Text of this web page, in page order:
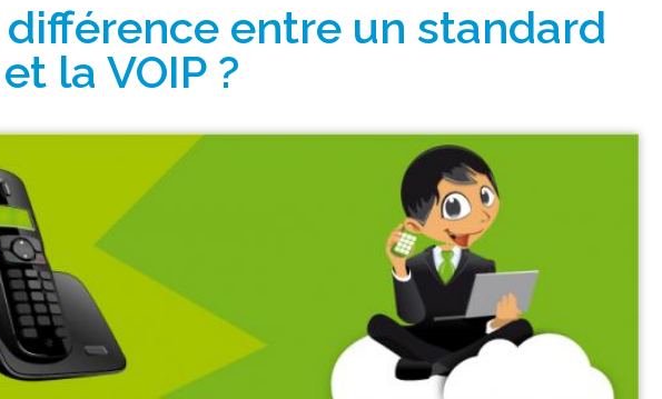
entre un standard
la VOIP ?